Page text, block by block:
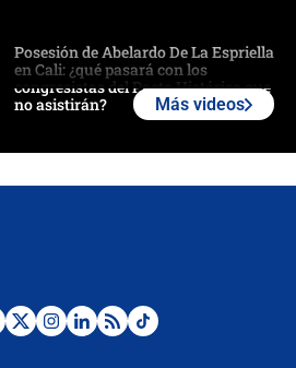
Posesión de Abelardo De La Espriella
en Cali: ¿qué pasará con los
congresistas del Pacto Histórico que
no asistirán?
¿Por qué De la Espriella gobernará
Más videos